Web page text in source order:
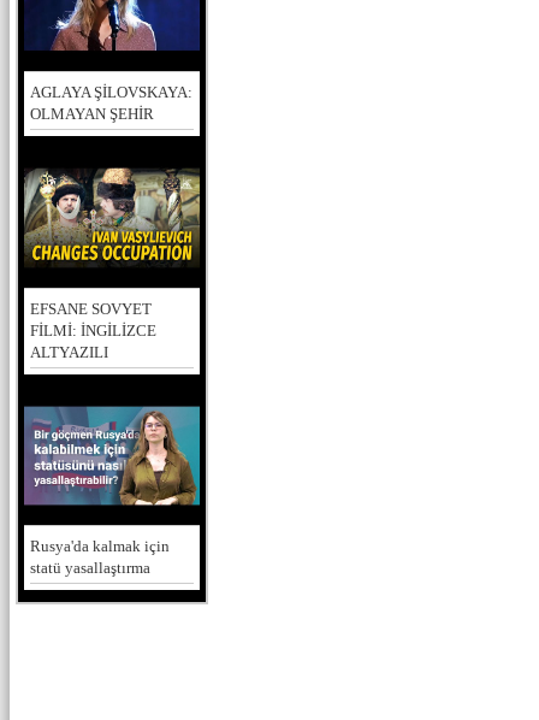
AGLAYA ŞİLOVSKAYA:
OLMAYAN ŞEHİR
EFSANE SOVYET
FİLMİ: İNGİLİZCE
ALTYAZILI
Rusya'da kalmak için
statü yasallaştırma